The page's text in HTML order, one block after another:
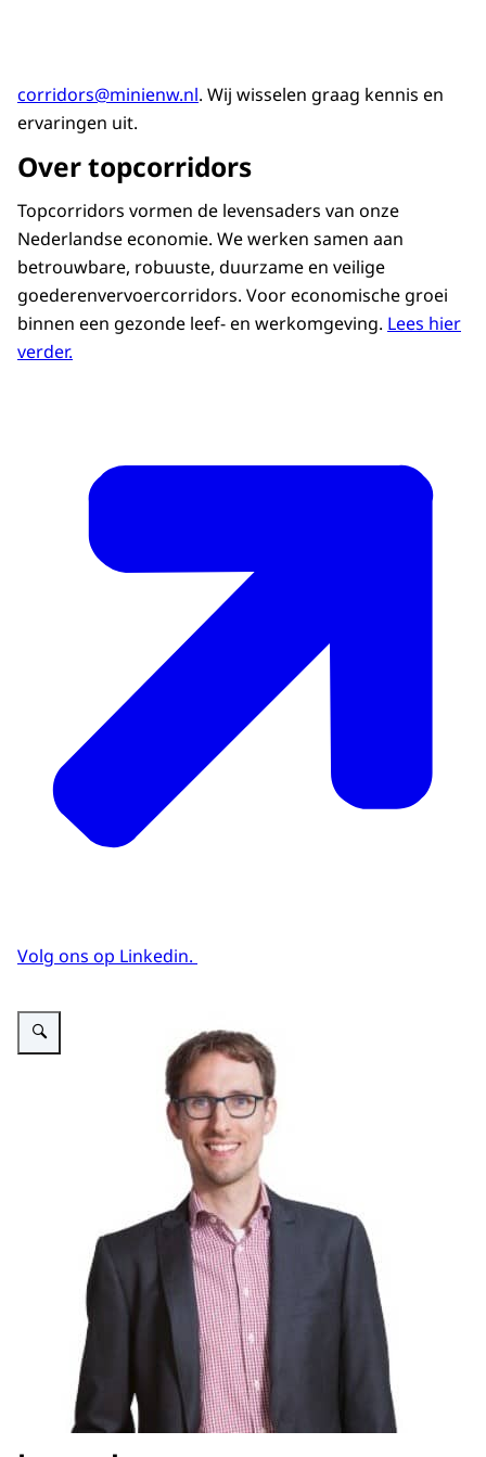
corridors@minienw.nl. Wij wisselen graag kennis en
ervaringen uit.
Over topcorridors
Topcorridors vormen de levensaders van onze
Nederlandse economie. We werken samen aan
betrouwbare, robuuste, duurzame en veilige
goederenvervoercorridors. Voor economische groei
binnen een gezonde leef- en werkomgeving. Lees hier
verder.
Volg ons op Linkedin.
Vergroot afbeelding Jeroen Laro